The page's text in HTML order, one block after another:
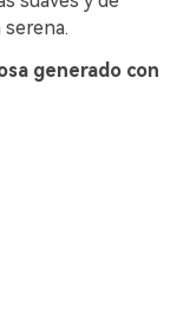
generado con